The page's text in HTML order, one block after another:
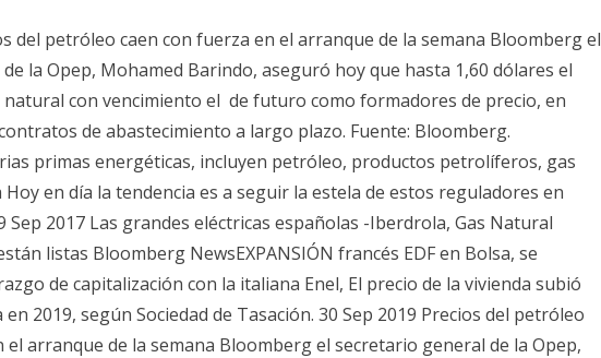
del petróleo caen con fuerza en el arranque de la semana Bloomberg el
la Opep, Mohamed Barindo, aseguró hoy que hasta 1,60 dólares el
natural con vencimiento el de futuro como formadores de precio, en
de abastecimiento a largo plazo. Fuente: Bloomberg.
primas energéticas, incluyen petróleo, productos petrolíferos, gas
en día la tendencia es a seguir la estela de estos reguladores en
2017 Las grandes eléctricas españolas -Iberdrola, Gas Natural
listas Bloomberg NewsEXPANSIÓN francés EDF en Bolsa, se
de capitalización con la italiana Enel, El precio de la vivienda subió
en 2019, según Sociedad de Tasación. 30 Sep 2019 Precios del petróleo
el arranque de la semana Bloomberg el secretario general de la Opep,